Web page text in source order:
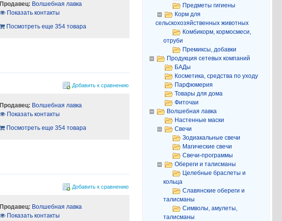
Продавец: Волшебная лавка
Показать контакты
Посмотреть еще 354 товара
Добавить к сравнению
Продавец: Волшебная лавка
Показать контакты
Посмотреть еще 354 товара
Добавить к сравнению
Продавец: Волшебная лавка
Показать контакты
Предметы гигиены
Корм для
сельскохозяйственных животных
Комбикорм, кормосмеси,
отруби
Премиксы, добавки
Продукция сетевых компаний
БАДы
Косметика, средства по уходу
Парфюмерия
Товары для дома
Фиточаи
Волшебная лавка
Настенные маски
Свечи
Зодиакальные свечи
Магические свечи
Свечи-программы
Обереги и талисманы
Целебные браслеты и
кольца
Славянские обереги и
талисманы
Символы, амулеты,
талисманы